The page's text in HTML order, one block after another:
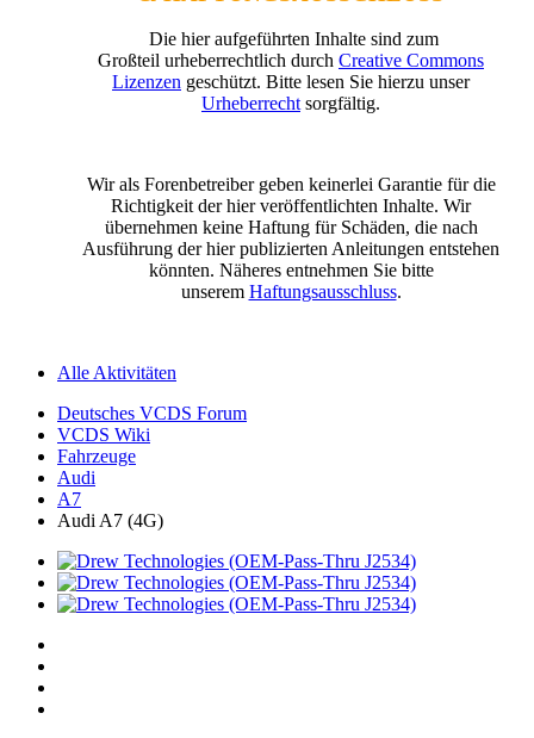
Die hier aufgeführten Inhalte sind zum
Großteil urheberrechtlich durch Creative Commons
Lizenzen geschützt. Bitte lesen Sie hierzu unser
Urheberrecht sorgfältig.
Wir als Forenbetreiber geben keinerlei Garantie für die
Richtigkeit der hier veröffentlichten Inhalte. Wir
übernehmen keine Haftung für Schäden, die nach
Ausführung der hier publizierten Anleitungen entstehen
könnten. Näheres entnehmen Sie bitte
unserem Haftungsausschluss.
Alle Aktivitäten
Deutsches VCDS Forum
VCDS Wiki
Fahrzeuge
Audi
A7
Audi A7 (4G)